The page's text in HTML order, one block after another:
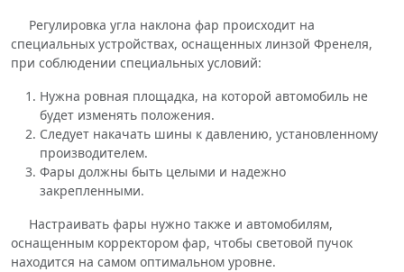
Регулировка угла наклона фар происходит на
специальных устройствах, оснащенных линзой Френеля,
при соблюдении специальных условий:
Нужна ровная площадка, на которой автомобиль не
будет изменять положения.
Следует накачать шины к давлению, установленному
производителем.
Фары должны быть целыми и надежно
закрепленными.
Настраивать фары нужно также и автомобилям,
оснащенным корректором фар, чтобы световой пучок
находится на самом оптимальном уровне.